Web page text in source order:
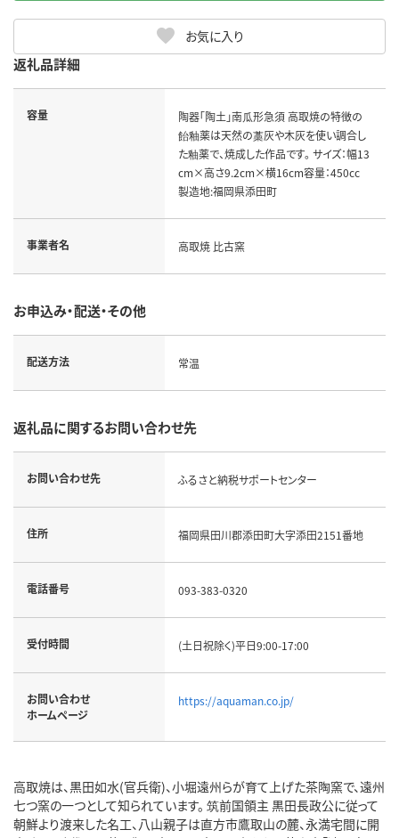
お気に入り
返礼品詳細
容量
陶器「陶土」南瓜形急須 高取焼の特徴の
飴釉薬は天然の藁灰や木灰を使い調合し
た釉薬で、焼成した作品です。 サイズ：幅13
cm×高さ9.2cm×横16cm容量：450cc
製造地:福岡県添田町
事業者名 高取焼 比古窯
お申込み・配送・その他
配送方法 常温
返礼品に関するお問い合わせ先
お問い合わせ先 ふるさと納税サポートセンター
住所 福岡県田川郡添田町大字添田2151番地
電話番号 093-383-0320
受付時間 (土日祝除く)平日9:00-17:00
お問い合わせ
ホームページ
https://aquaman.co.jp/
高取焼は、黒田如水(官兵衛)、小堀遠州らが育て上げた茶陶窯で、遠州
七つ窯の一つとして知られています。 筑前国領主 黒田長政公に従って
朝鮮より渡来した名工、八山親子は直方市鷹取山の麓、永満宅間に開